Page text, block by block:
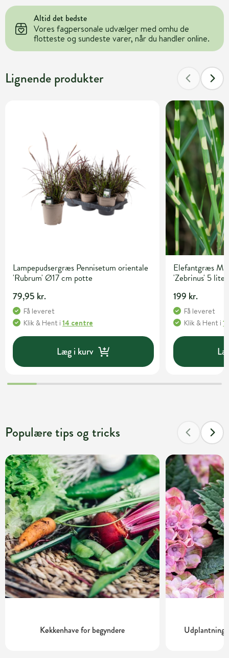
Altid det bedste
Vores fagpersonale udvælger med omhu de
flotteste og sundeste varer, når du handler online.
Lignende produkter
Lampepudsergræs Pennisetum orientale
'Rubrum' Ø17 cm potte
79,95 kr.
Få leveret
Klik & Hent i 14 centre
Læg i kurv
Elefantgræs
'Zebrinus' 5
199 kr.
Få leveret
Klik & Hent i
Populære tips og tricks
Køkkenhave for begyndere Udplantning